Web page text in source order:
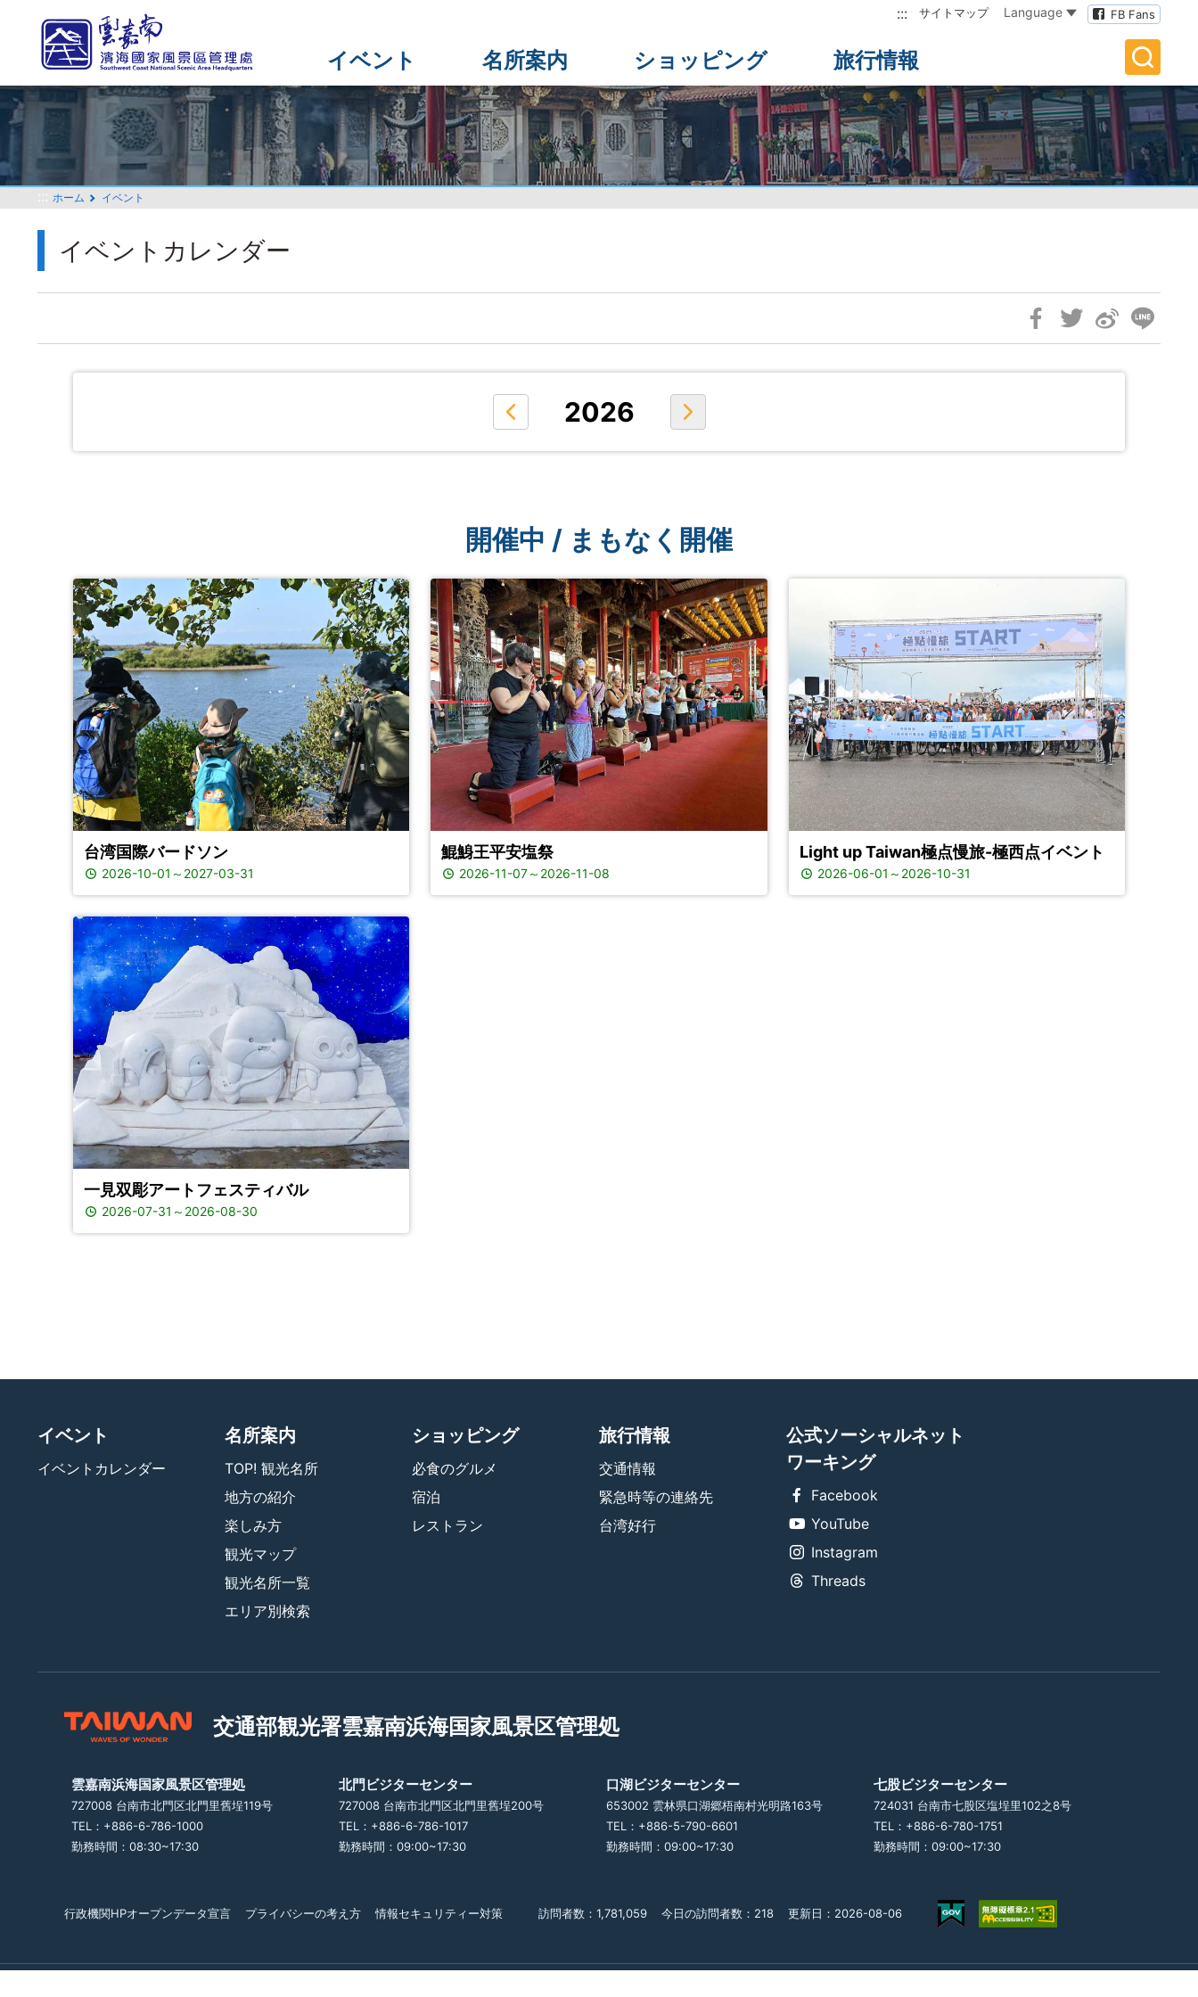
ン
テ
ツ
セ
::: サイトマップ Language FB Fans
イベント 名所案内 ショッピング 旅行情報
::: ホーム イベント
イベントカレンダー
2026
開催中 / まもなく開催
台湾国際バードソン
2026-10-01 ～ 2027-03-31
鯤鯓王平安塩祭
2026-11-07～ 2026-11-08
Light up Taiwan極点慢旅-極西点イベント
2026-06-01 ～ 2026-10-31
一見双彫アートフェスティバル
2026-07-31 ～ 2026-08-30
イベント
イベントカレンダー
名所案内
TOP! 観光名所
地方の紹介
楽しみ方
観光マップ
観光名所一覧
エリア別検索
ショッピング
必食のグルメ
宿泊
レストラン
旅行情報
交通情報
緊急時等の連絡先
台湾好行
公式ソーシャルネット
ワーキング
Facebook
YouTube
Instagram
Threads
交通部観光署雲嘉南浜海国家風景区管理処
雲嘉南浜海国家風景区管理処
727008 台南市北門区北門里舊埕119号
TEL：+886-6-786-1000
勤務時間：08:30~17:30
北門ビジターセンター
727008 台南市北門区北門里舊埕200号
TEL：+886-6-786-1017
勤務時間：09:00~17:30
口湖ビジターセンター
653002 雲林県口湖郷梧南村光明路163号
TEL：+886-5-790-6601
勤務時間：09:00~17:30
七股ビジターセンター
724031 台南市七股区塩埕里102之8号
TEL：+886-6-780-1751
勤務時間：09:00~17:30
行政機関HPオープンデータ宣言 プライバシーの考え方 情報セキュリティー対策 訪問者数：1,781,059 今日の訪問者数：218 更新日：2026-08-06